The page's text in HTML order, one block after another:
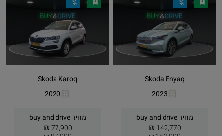
Skoda Enyaq
2023
מחיר buy and drive
142,770
₪
Whatsapp
Skoda Karoq
2020
מחיר buy and drive
77,900
₪
Whatsapp